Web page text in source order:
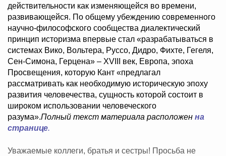
действительности как изменяющейся во времени,
развивающейся. По общему убеждению современного
научно-философского сообщества диалектический
принцип историзма впервые стал «разрабатываться в
системах Вико, Вольтера, Руссо, Дидро, Фихте, Гегеля,
Сен-Симона, Герцена» – XVIII век, Европа, эпоха
Просвещения, которую Кант «предлагал
рассматривать как необходимую историческую эпоху
развития человечества, сущность которой состоит в
широком использовании человеческого
разума».Полный текст материала расположен на
странице.
Уважаемые коллеги, братья и сестры! Просьба не